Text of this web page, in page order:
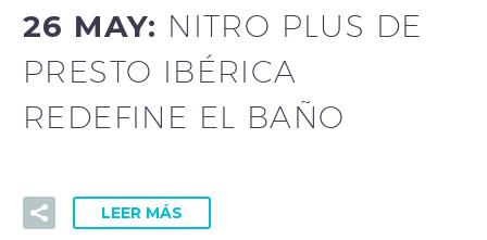
26 MAY: NITRO PLUS DE
PRESTO IBÉRICA
REDEFINE EL BAÑO
LEER MÁS